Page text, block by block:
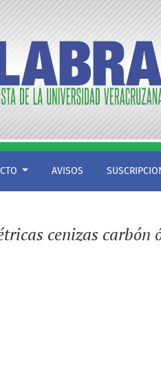
AVISOS
cenizas carbón